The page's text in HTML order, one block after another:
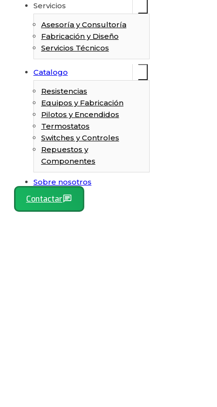
Servicios
Asesoría y Consultoría
Fabricación y Diseño
Servicios Técnicos
Catalogo
Resistencias
Equipos y Fabricación
Pilotos y Encendidos
Termostatos
Switches y Controles
Repuestos y
Componentes
Sobre nosotros
Contactar